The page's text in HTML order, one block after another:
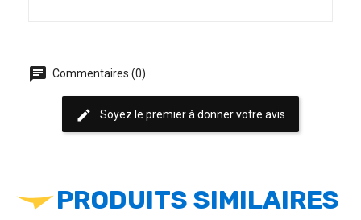
chat Commentaires (0)
edit Soyez le premier à donner votre avis
PRODUITS SIMILAIRES